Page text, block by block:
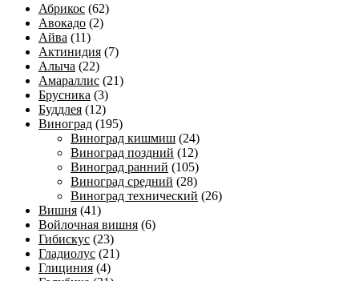
Абрикос (62)
Авокадо (2)
Айва (11)
Актинидия (7)
Алыча (22)
Амараллис (21)
Брусника (3)
Буддлея (12)
Виноград (195)
Виноград кишмиш (24)
Виноград поздний (12)
Виноград ранний (105)
Виноград средний (28)
Виноград технический (26)
Вишня (41)
Войлочная вишня (6)
Гибискус (23)
Гладиолус (21)
Глициния (4)